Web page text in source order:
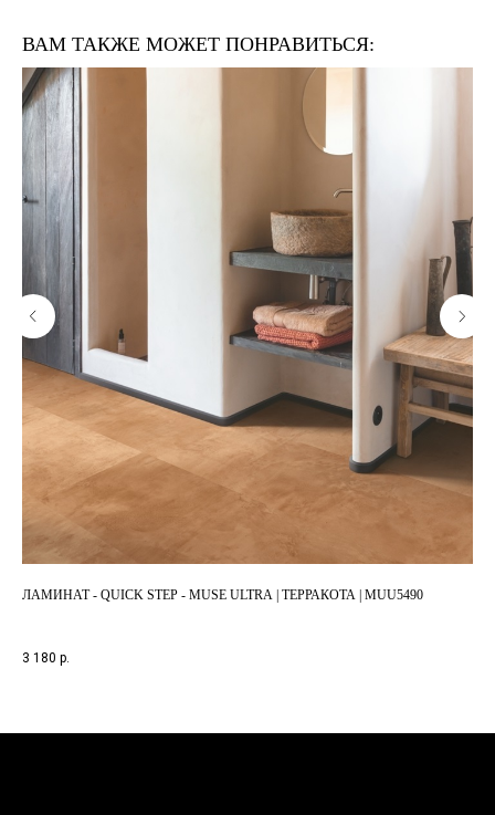
ВАМ ТАКЖЕ МОЖЕТ ПОНРАВИТЬСЯ:
ЛАМИНАТ - QUICK STEP - MUSE ULTRA | ТЕРРАКОТА | MUU5490
3 180 р.